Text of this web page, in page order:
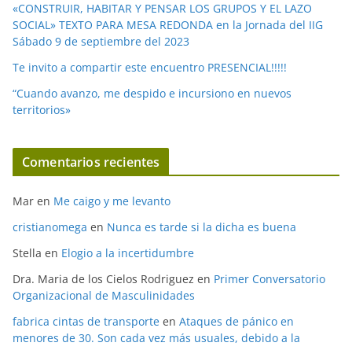
«CONSTRUIR, HABITAR Y PENSAR LOS GRUPOS Y EL LAZO
SOCIAL» TEXTO PARA MESA REDONDA en la Jornada del IIG
Sábado 9 de septiembre del 2023
Te invito a compartir este encuentro PRESENCIAL!!!!!
“Cuando avanzo, me despido e incursiono en nuevos
territorios»
Comentarios recientes
Mar en Me caigo y me levanto
cristianomega en Nunca es tarde si la dicha es buena
Stella en Elogio a la incertidumbre
Dra. Maria de los Cielos Rodriguez en Primer Conversatorio
Organizacional de Masculinidades
fabrica cintas de transporte en Ataques de pánico en
menores de 30. Son cada vez más usuales, debido a la